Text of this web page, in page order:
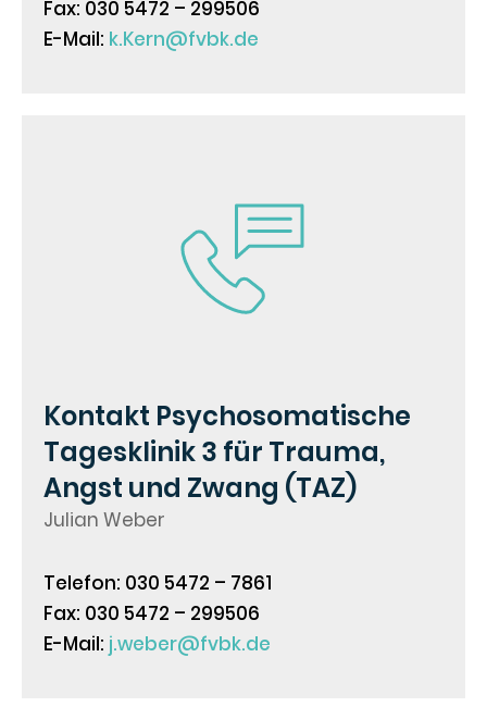
Fax: 030 5472 – 299506
E-Mail: k.Kern@fvbk.de
Kontakt Psychosomatische
Tagesklinik 3 für Trauma,
Angst und Zwang (TAZ)
Julian Weber
Telefon: 030 5472 – 7861
Fax: 030 5472 – 299506
E-Mail: j.weber@fvbk.de